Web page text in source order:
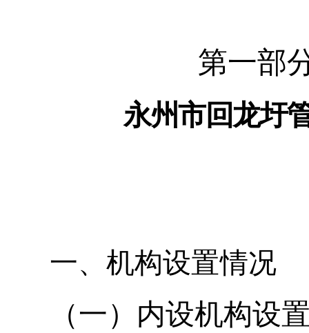
第一部
永州市回龙圩
一、机构设置情况
（一）内设机构设